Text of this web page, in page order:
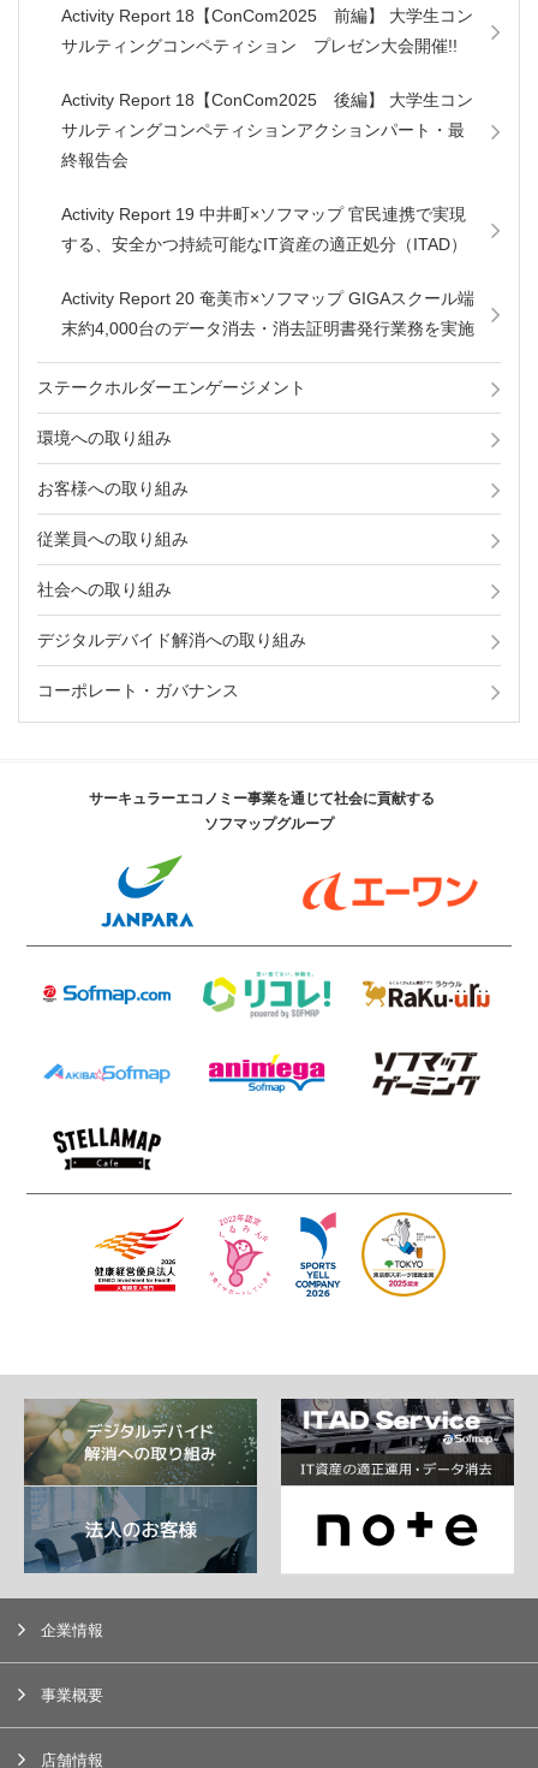
Activity Report 18【ConCom2025 前編】 大学生コン
サルティングコンペティション プレゼン大会開催!!
Activity Report 18【ConCom2025 後編】 大学生コン
サルティングコンペティションアクションパート・最
終報告会
Activity Report 19 中井町×ソフマップ 官民連携で実現
する、安全かつ持続可能なIT資産の適正処分（ITAD）
Activity Report 20 奄美市×ソフマップ GIGAスクール端
末約4,000台のデータ消去・消去証明書発行業務を実施
ステークホルダーエンゲージメント
環境への取り組み
お客様への取り組み
従業員への取り組み
社会への取り組み
デジタルデバイド解消への取り組み
コーポレート・ガバナンス
サーキュラーエコノミー事業を通じて社会に貢献する
ソフマップグループ
企業情報
事業概要
店舗情報